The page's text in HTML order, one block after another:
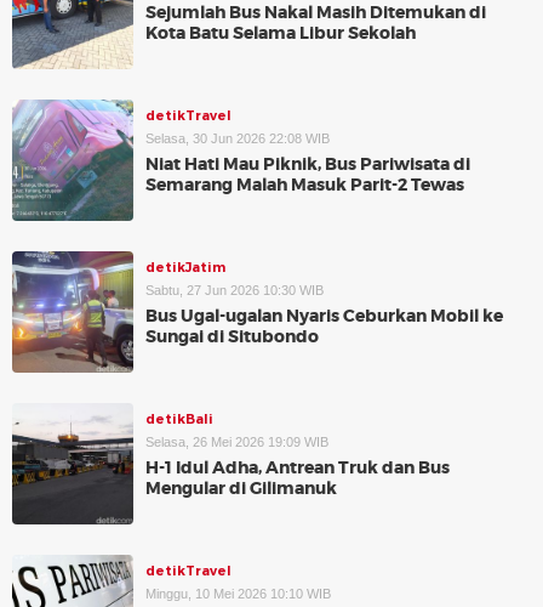
Sejumlah Bus Nakal Masih Ditemukan di
Kota Batu Selama Libur Sekolah
detikTravel
Selasa, 30 Jun 2026 22:08 WIB
Niat Hati Mau Piknik, Bus Pariwisata di
Semarang Malah Masuk Parit-2 Tewas
detikJatim
Sabtu, 27 Jun 2026 10:30 WIB
Bus Ugal-ugalan Nyaris Ceburkan Mobil ke
Sungai di Situbondo
detikBali
Selasa, 26 Mei 2026 19:09 WIB
H-1 Idul Adha, Antrean Truk dan Bus
Mengular di Gilimanuk
detikTravel
Minggu, 10 Mei 2026 10:10 WIB